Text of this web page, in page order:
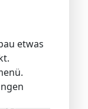
etwas